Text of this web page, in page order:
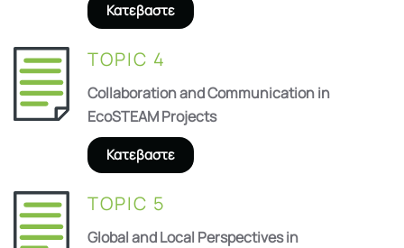
Κατεβαστε
TOPIC 4
Collaboration and Communication in
EcoSTEAM Projects
Κατεβαστε
TOPIC 5
Global and Local Perspectives in